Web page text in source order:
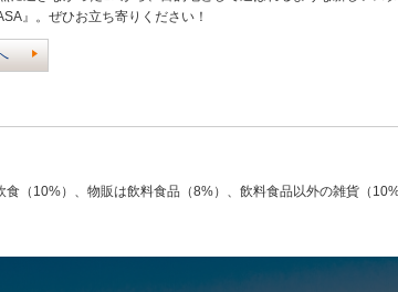
』。ぜひお立ち寄りください！
（10%）、物販は飲料食品（8%）、飲料食品以外の雑貨（